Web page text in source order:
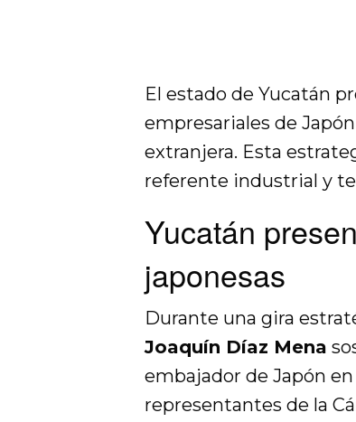
El estado de Yucatán
empresariales de
extranjera. Esta
referente industrial y
Yucatán
japonesas
Durante una gira
Joaquín Díaz Mena
embajador de Japón
representantes de la